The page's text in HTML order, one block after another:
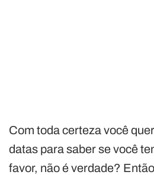
Com toda certeza você
datas para saber se você
favor, não é verdade?